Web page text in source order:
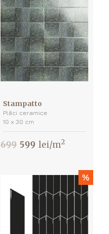
Stampatto
Plăci ceramice
10 х 30 cm
699 599 lei/m2
%